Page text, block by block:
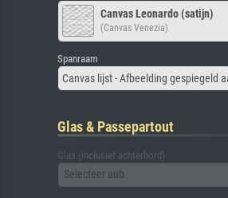
Canvas Leonardo (satijn)
(Canvas Venezia)
Spanraam
Glas & Passepartout
Glas (inclusief achterbord)
Selecteer aub